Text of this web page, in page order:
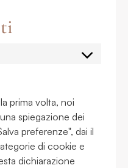
prima volta, noi
spiegazione dei
preferenze", dai il
di cookie e
dichiarazione